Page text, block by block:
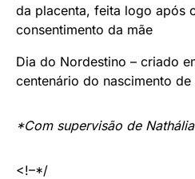
da placenta, feita logo após
consentimento da mãe
Dia do Nordestino – criado
centenário do nascimento
*Com supervisão de
<!–*/